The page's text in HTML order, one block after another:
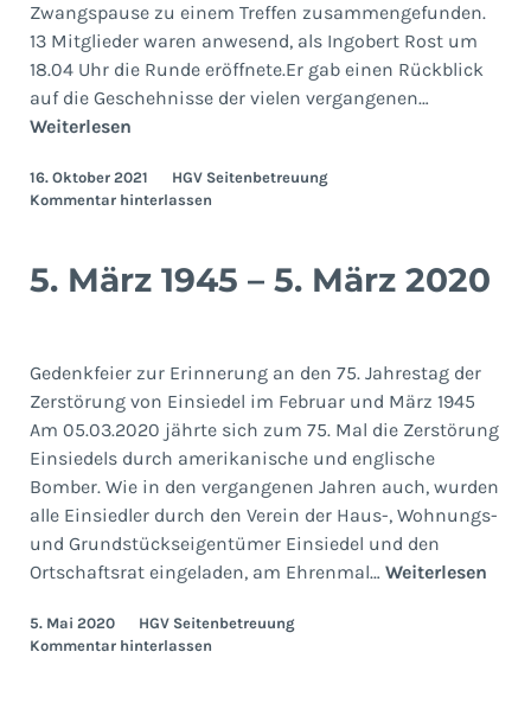
Zwangspause zu einem Treffen zusammengefunden.
13 Mitglieder waren anwesend, als Ingobert Rost um
18.04 Uhr die Runde eröffnete.Er gab einen Rückblick
auf die Geschehnisse der vielen vergangenen…
WeiterlesenGeschichtsgruppe
Oktober
2021
16. Oktober 2021
HGV Seitenbetreuung
Kommentar hinterlassen
5. März 1945 – 5. März 2020
Gedenkfeier zur Erinnerung an den 75. Jahrestag der
Zerstörung von Einsiedel im Februar und März 1945
Am 05.03.2020 jährte sich zum 75. Mal die Zerstörung
Einsiedels durch amerikanische und englische
Bomber. Wie in den vergangenen Jahren auch, wurden
alle Einsiedler durch den Verein der Haus-, Wohnungs-
und Grundstückseigentümer Einsiedel und den
Ortschaftsrat eingeladen, am Ehrenmal… Weiterlesen5.
5. Mai 2020
HGV Seitenbetreuung
Kommentar hinterlassen